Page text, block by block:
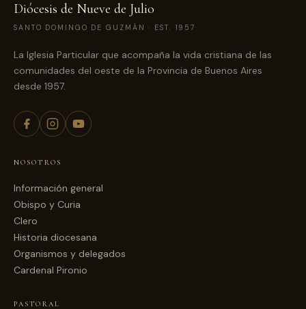
Diócesis de Nueve de Julio
SANTO DOMINGO DE GUZMÁN · EST. 1957
La Iglesia Particular que acompaña la vida cristiana de las
comunidades del oeste de la Provincia de Buenos Aires
desde 1957.
NOSOTROS
Información general
Obispo y Curia
Clero
Historia diocesana
Organismos y delegados
Cardenal Pironio
PASTORAL